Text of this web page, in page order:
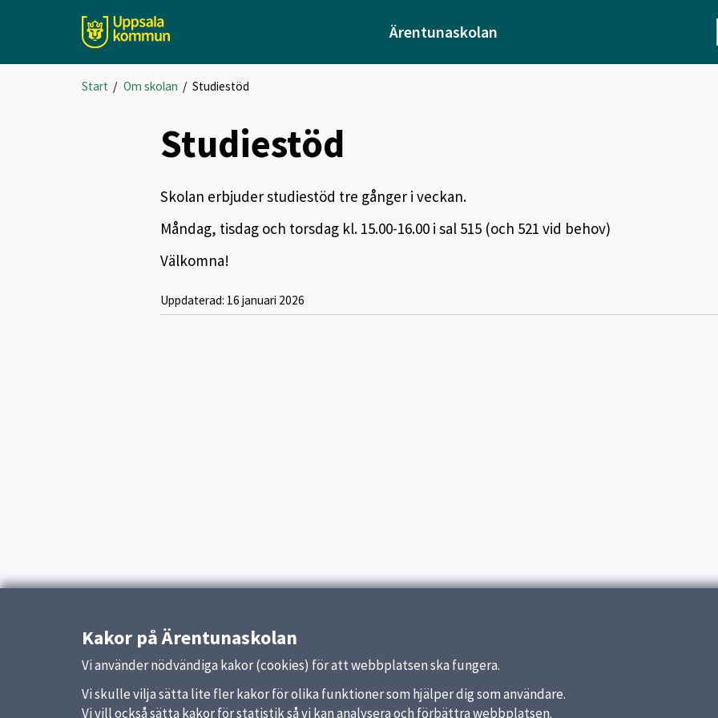
Ärentunaskolan
Start / Om skolan / Studiestöd
Studiestöd
Skolan erbjuder studiestöd tre gånger i veckan.
Måndag, tisdag och torsdag kl. 15.00-16.00 i sal 515 (och 521 vid behov)
Välkomna!
Uppdaterad: 16 januari 2026
Kakor på Ärentunaskolan
Vi använder nödvändiga kakor (cookies) för att webbplatsen ska fungera.
Vi skulle vilja sätta lite fler kakor för olika funktioner som hjälper dig som användare.
Vi vill också sätta kakor för statistik så vi kan analysera och förbättra webbplatsen.